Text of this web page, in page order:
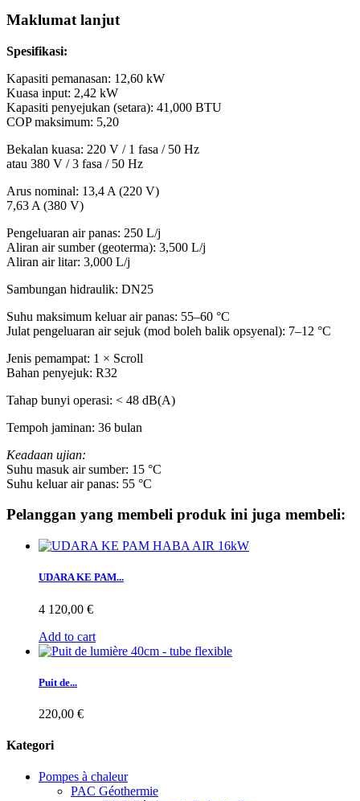
Maklumat lanjut
Spesifikasi:
Kapasiti pemanasan: 12,60 kW
Kuasa input: 2,42 kW
Kapasiti penyejukan (setara): 41,000 BTU
COP maksimum: 5,20
Bekalan kuasa: 220 V / 1 fasa / 50 Hz
atau 380 V / 3 fasa / 50 Hz
Arus nominal: 13,4 A (220 V)
7,63 A (380 V)
Pengeluaran air panas: 250 L/j
Aliran air sumber (geoterma): 3,500 L/j
Aliran air litar: 3,000 L/j
Sambungan hidraulik: DN25
Suhu maksimum keluar air panas: 55–60 °C
Julat pengeluaran air sejuk (mod boleh balik opsyenal): 7–12 °C
Jenis pemampat: 1 × Scroll
Bahan penyejuk: R32
Tahap bunyi operasi: < 48 dB(A)
Tempoh jaminan: 36 bulan
Keadaan ujian:
Suhu masuk air sumber: 15 °C
Suhu keluar air panas: 55 °C
Pelanggan yang membeli produk ini juga membeli:
UDARA KE PAM...
4 120,00 €
Add to cart
Puit de...
220,00 €
Kategori
Pompes à chaleur
PAC Géothermie